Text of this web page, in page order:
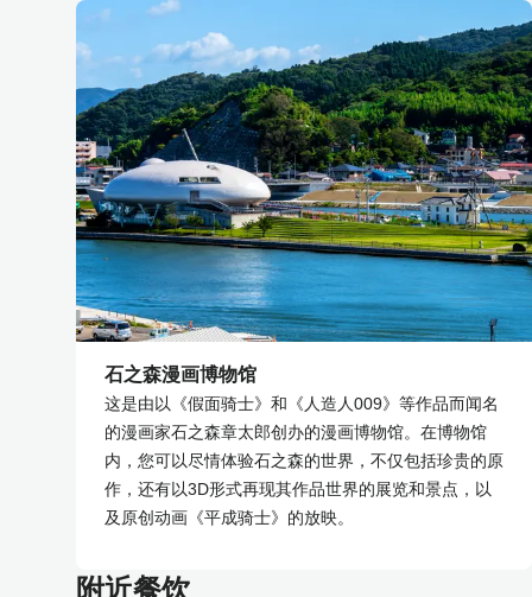
石之森漫画博物馆
这是由以《假面骑士》和《人造人009》等作品而闻名
的漫画家石之森章太郎创办的漫画博物馆。在博物馆
内，您可以尽情体验石之森的世界，不仅包括珍贵的原
作，还有以3D形式再现其作品世界的展览和景点，以
及原创动画《平成骑士》的放映。
附近餐饮